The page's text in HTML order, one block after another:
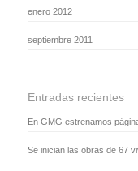
enero 2012
septiembre 2011
Entradas recientes
En GMG estrenamos
Se inician las obras de 67